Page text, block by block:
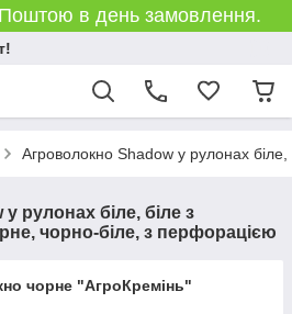
в день замовлення.
Агроволокно Shadow у рулонах
рулонах біле, біле з
чорно-біле, з перфорацією
чорне "АгроКремінь"